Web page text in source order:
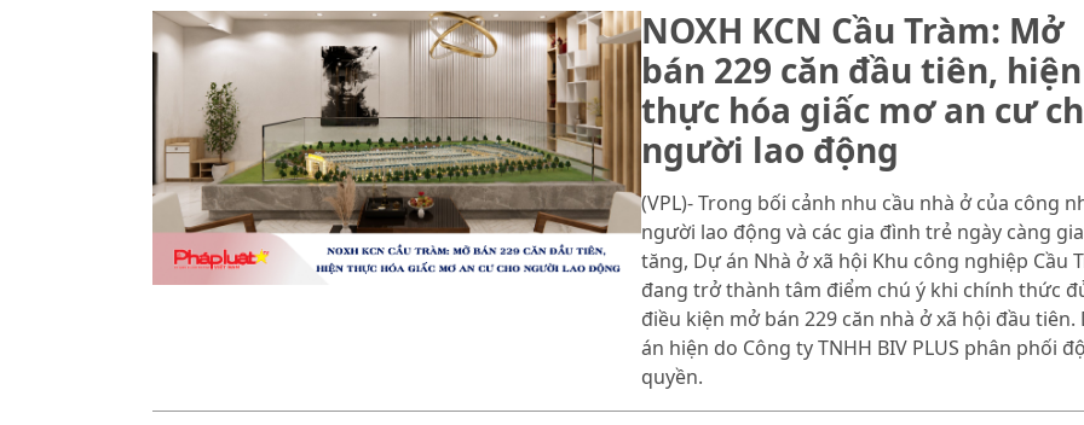
NOXH KCN Cầu Tràm: Mở
bán 229 căn đầu tiên, hiện
thực hóa giấc mơ an cư
người lao động
(VPL)- Trong bối cảnh nhu cầu nhà ở của công
người lao động và các gia đình trẻ ngày càng gia
tăng, Dự án Nhà ở xã hội Khu công nghiệp Cầu
đang trở thành tâm điểm chú ý khi chính thức
điều kiện mở bán 229 căn nhà ở xã hội đầu tiên.
án hiện do Công ty TNHH BIV PLUS phân phối
quyền.